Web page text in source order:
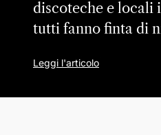
discoteche e locali
tutti fanno finta di
Leggi l'articolo